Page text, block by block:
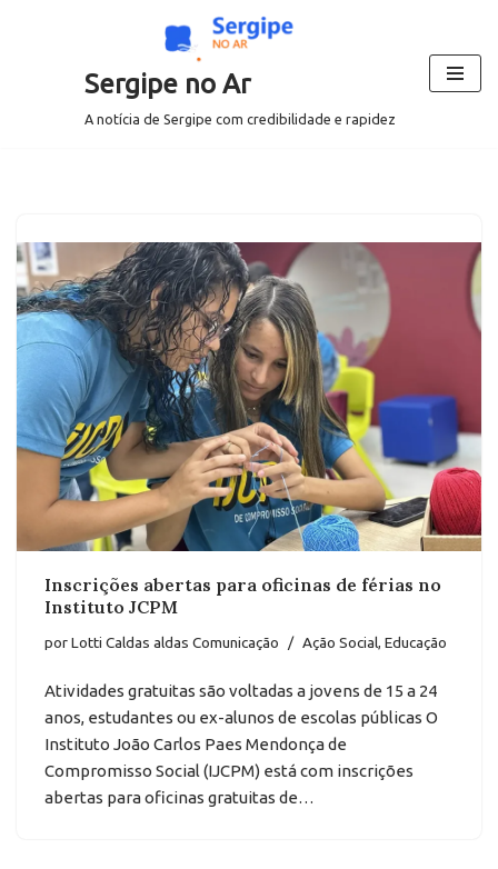
Sergipe no Ar
A notícia de Sergipe com credibilidade e rapidez
Inscrições abertas para oficinas de férias no
Instituto JCPM
porLotti Caldas aldas Comunicação Ação Social, Educação
Atividades gratuitas são voltadas a jovens de 15 a 24
anos, estudantes ou ex-alunos de escolas públicas O
Instituto João Carlos Paes Mendonça de
Compromisso Social (IJCPM) está com inscrições
abertas para oficinas gratuitas de…